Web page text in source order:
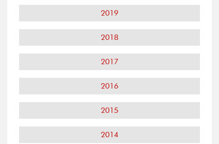
2019
2018
2017
2016
2015
2014